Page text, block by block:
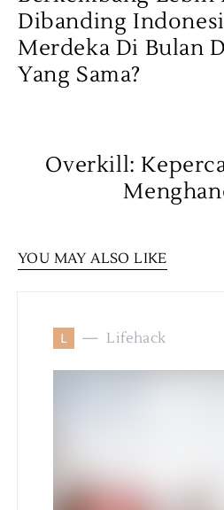
Dibanding
Merdeka Di Bulan
Yang Sama?
Overkill:
YOU MAY ALSO LIKE
L Lifehack